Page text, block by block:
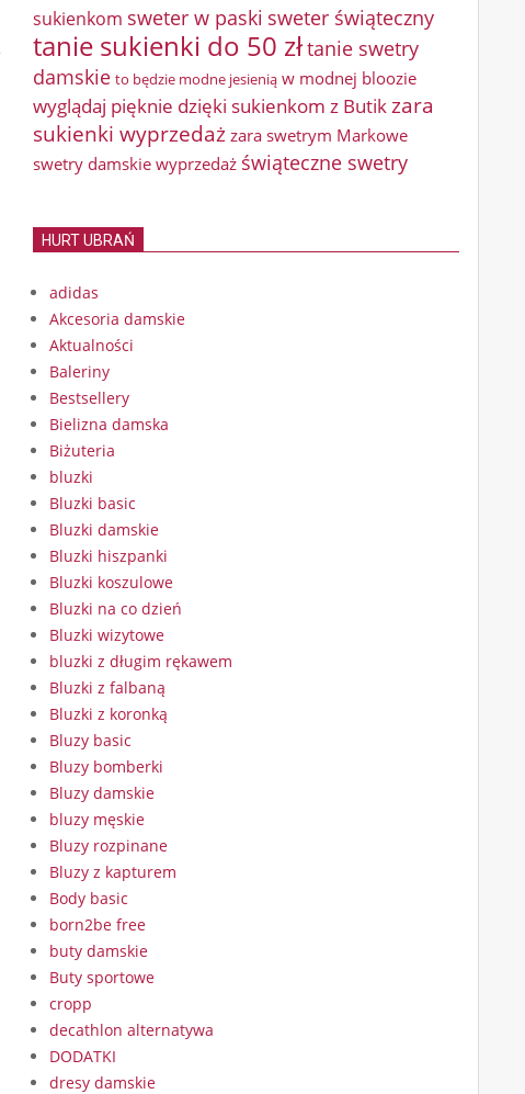
sukienkom sweter w paski sweter świąteczny
tanie sukienki do 50 złtanie swetry
damskie to będzie modne jesienią w modnej bloozie
wyglądaj pięknie dzięki sukienkom z Butikzara
sukienki wyprzedażzara swetrym Markowe
swetry damskie wyprzedaż świąteczne swetry
HURT UBRAŃ
adidas
Akcesoria damskie
Aktualności
Baleriny
Bestsellery
Bielizna damska
Biżuteria
bluzki
Bluzki basic
Bluzki damskie
Bluzki hiszpanki
Bluzki koszulowe
Bluzki na co dzień
Bluzki wizytowe
bluzki z długim rękawem
Bluzki z falbaną
Bluzki z koronką
Bluzy basic
Bluzy bomberki
Bluzy damskie
bluzy męskie
Bluzy rozpinane
Bluzy z kapturem
Body basic
born2be free
buty damskie
Buty sportowe
cropp
decathlon alternatywa
DODATKI
dresy damskie